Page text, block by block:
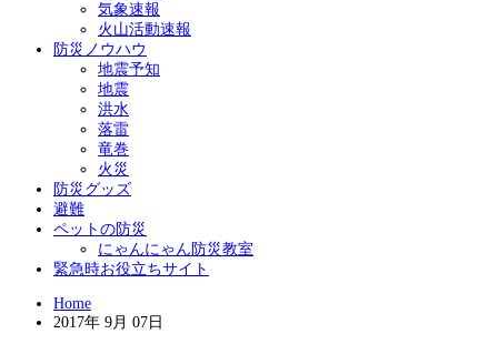
気象速報
火山活動速報
防災ノウハウ
地震予知
地震
洪水
落雷
竜巻
火災
防災グッズ
避難
ペットの防災
にゃんにゃん防災教室
緊急時お役立ちサイト
Home
2017年 9月 07日